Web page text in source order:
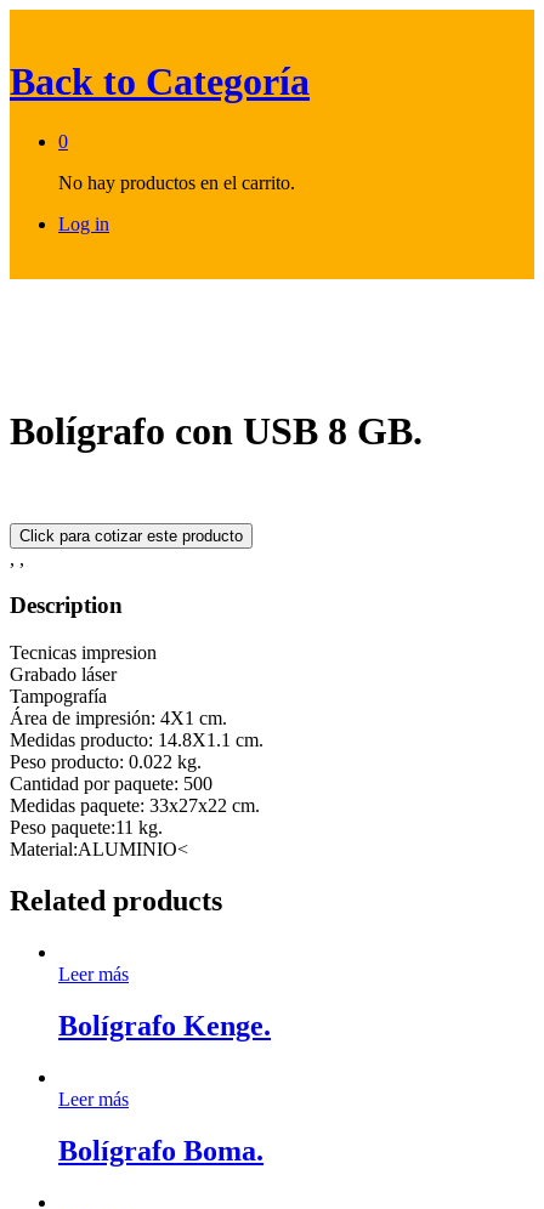
Back to Categoría
0
No hay productos en el carrito.
Log in
Bolígrafo con USB 8 GB.
, ,
Description
Tecnicas impresion
Grabado láser
Tampografía
Área de impresión: 4X1 cm.
Medidas producto: 14.8X1.1 cm.
Peso producto: 0.022 kg.
Cantidad por paquete: 500
Medidas paquete: 33x27x22 cm.
Peso paquete:11 kg.
Material:ALUMINIO<
Related products
Leer más
Bolígrafo Kenge.
Leer más
Bolígrafo Boma.